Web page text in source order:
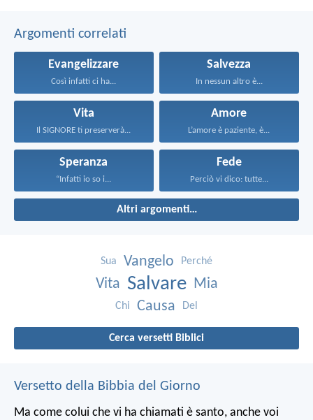
Argomenti correlati
Evangelizzare
Così infatti ci ha...
Salvezza
In nessun altro è...
Vita
Il SIGNORE ti preserverà...
Amore
L’amore è paziente, è...
Speranza
“Infatti io so i...
Fede
Perciò vi dico: tutte...
Altri argomenti…
Sua Vangelo Perché
Vita Salvare Mia
Chi Causa Del
Cerca versetti Biblici
Versetto della Bibbia del Giorno
Ma come colui che vi ha chiamati è santo, anche voi